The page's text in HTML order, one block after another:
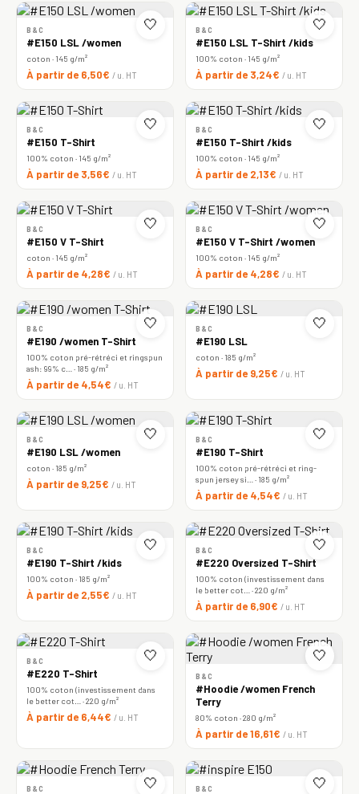
🤍
B&C
#E150 LSL /women
coton · 145 g/m²
À partir de 6,50€ / u. HT
🤍
B&C
#E150 LSL T-Shirt /kids
100% coton · 145 g/m²
À partir de 3,24€ / u. HT
🤍
B&C
#E150 T-Shirt
100% coton · 145 g/m²
À partir de 3,56€ / u. HT
🤍
B&C
#E150 T-Shirt /kids
100% coton · 145 g/m²
À partir de 2,13€ / u. HT
🤍
B&C
#E150 V T-Shirt
coton · 145 g/m²
À partir de 4,28€ / u. HT
🤍
B&C
#E150 V T-Shirt /women
100% coton · 145 g/m²
À partir de 4,28€ / u. HT
🤍
B&C
#E190 /women T-Shirt
100% coton pré-rétréci et ringspun
ash: 99% c… · 185 g/m²
À partir de 4,54€ / u. HT
🤍
B&C
#E190 LSL
coton · 185 g/m²
À partir de 9,25€ / u. HT
🤍
B&C
#E190 LSL /women
coton · 185 g/m²
À partir de 9,25€ / u. HT
🤍
B&C
#E190 T-Shirt
100% coton pré-rétréci et ring-
spun jersey si… · 185 g/m²
À partir de 4,54€ / u. HT
🤍
B&C
#E190 T-Shirt /kids
100% coton · 185 g/m²
À partir de 2,55€ / u. HT
🤍
B&C
#E220 Oversized T-Shirt
100% coton (investissement dans
le better cot… · 220 g/m²
À partir de 6,90€ / u. HT
🤍
B&C
#E220 T-Shirt
100% coton (investissement dans
le better cot… · 220 g/m²
À partir de 6,44€ / u. HT
🤍
B&C
#Hoodie /women French
Terry
80% coton · 280 g/m²
À partir de 16,61€ / u. HT
🤍
B&C 🤍
B&C